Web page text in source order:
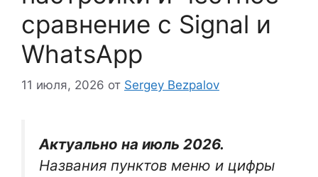
сравнение с Signal и
WhatsApp
11 июля, 2026 от Sergey Bezpalov
Актуально на июль 2026.
Названия пунктов меню и цифры